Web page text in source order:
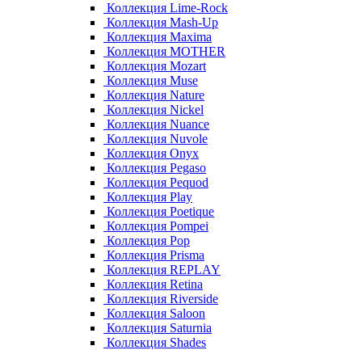
Коллекция Lime-Rock
Коллекция Mash-Up
Коллекция Maxima
Коллекция MOTHER
Коллекция Mozart
Коллекция Muse
Коллекция Nature
Коллекция Nickel
Коллекция Nuance
Коллекция Nuvole
Коллекция Onyx
Коллекция Pegaso
Коллекция Pequod
Коллекция Play
Коллекция Poetique
Коллекция Pompei
Коллекция Pop
Коллекция Prisma
Коллекция REPLAY
Коллекция Retina
Коллекция Riverside
Коллекция Saloon
Коллекция Saturnia
Коллекция Shades